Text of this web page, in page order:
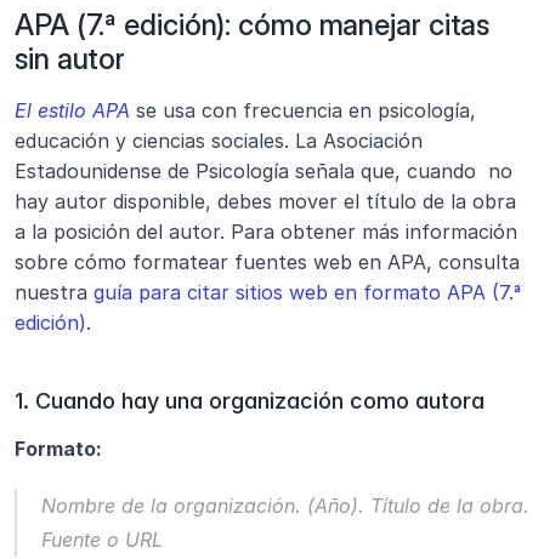
APA (7.ª edición): cómo manejar citas
sin autor
El estilo APA se usa con frecuencia en psicología,
educación y ciencias sociales. La Asociación
Estadounidense de Psicología señala que, cuando no
hay autor disponible, debes mover el título de la obra
a la posición del autor. Para obtener más información
sobre cómo formatear fuentes web en APA, consulta
nuestra guía para citar sitios web en formato APA (7.ª
edición).
1. Cuando hay una organización como autora
Formato:
Nombre de la organización. (Año). Título de la obra.
Fuente o URL